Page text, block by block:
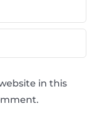
in this